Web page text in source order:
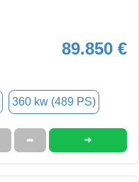
89.850 €
360 kw (489 PS)
➦ ➜